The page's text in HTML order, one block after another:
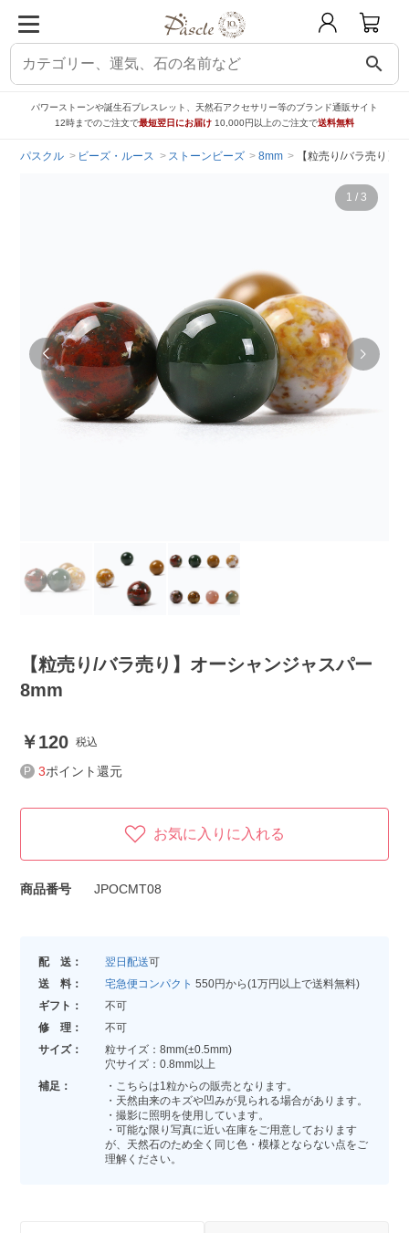
search
パワーストーンや誕生石ブレスレット、天然石アクセサリー等のブランド通販サイト
12時までのご注文で最短翌日にお届け 10,000円以上のご注文で送料無料
パスクル ビーズ・ルース ストーンビーズ 8mm 【粒売り/バラ売り】
1 / 3
【粒売り/バラ売り】オーシャンジャスパー
8mm
120 税込
3ポイント還元
お気に入りに入れる
商品番号 JPOCMT08
配 送： 翌日配送可
送 料：
宅急便コンパクト 550円から(1万円以上で送料無料)
ギフト：
不可
修 理：
不可
サイズ：
粒サイズ：8mm(±0.5mm)
穴サイズ：0.8mm以上
補足：
・こちらは1粒からの販売となります。
・天然由来のキズや凹みが見られる場合があります。
・撮影に照明を使用しています。
・可能な限り写真に近い在庫をご用意しております
が、天然石のため全く同じ色・模様とならない点をご
理解ください。